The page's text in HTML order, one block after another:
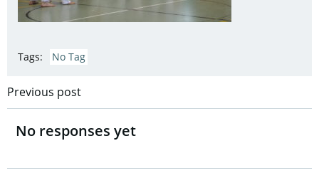
Tags: No Tag
Post
navigation
Previous post
No responses yet